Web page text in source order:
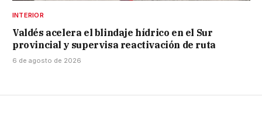
INTERIOR
Valdés acelera el blindaje hídrico en el Sur
provincial y supervisa reactivación de ruta
6 de agosto de 2026